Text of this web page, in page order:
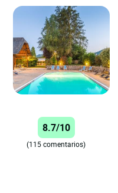
8.7/10
(115 comentarios)